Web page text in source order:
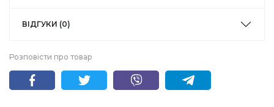
ВІДГУКИ (0)
Розповісти про товар